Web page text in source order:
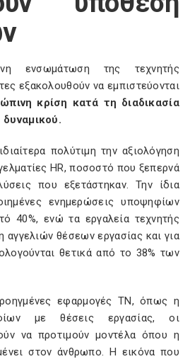
ενσωμάτωση της τεχνητής
εξακολουθούν να εμπιστεύονται
κρίση κατά τη διαδικασία
πολύτιμη την αξιολόγηση
HR, ποσοστό που ξεπερνά
που εξετάστηκαν. Την ίδια
ενημερώσεις υποψηφίων
40%, ενώ τα εργαλεία τεχνητής
αγγελιών θέσεων εργασίας και για
θετικά από το 38% των
εφαρμογές ΤΝ, όπως η
με θέσεις εργασίας, οι
να προτιμούν μοντέλα όπου η
στον άνθρωπο. Η εικόνα που